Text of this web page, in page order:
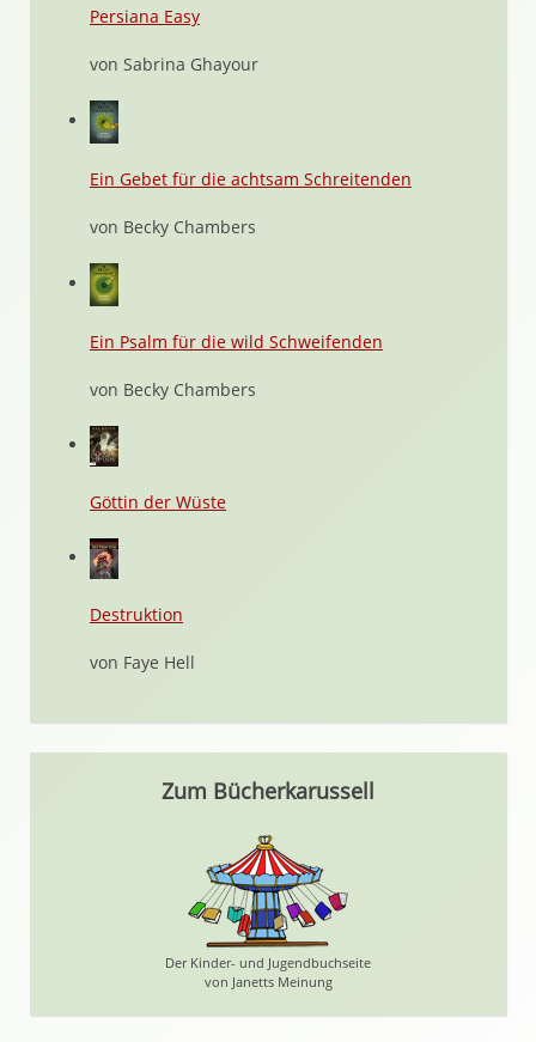
Persiana Easy
von Sabrina Ghayour
Ein Gebet für die achtsam Schreitenden
von Becky Chambers
Ein Psalm für die wild Schweifenden
von Becky Chambers
Göttin der Wüste
Destruktion
von Faye Hell
Zum Bücherkarussell
Der Kinder- und Jugendbuchseite
von Janetts Meinung